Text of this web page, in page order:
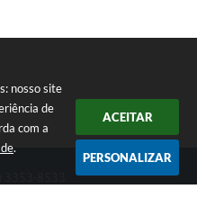
nosso site
de
com a
.
ACEITAR
PERSONALIZAR